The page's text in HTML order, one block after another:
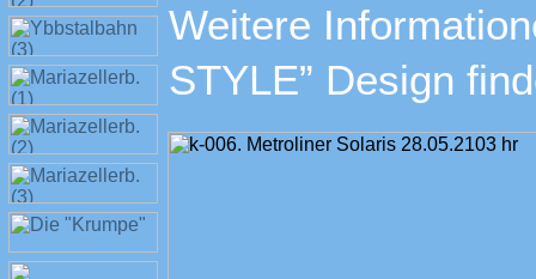
Weitere
STYLE” Design